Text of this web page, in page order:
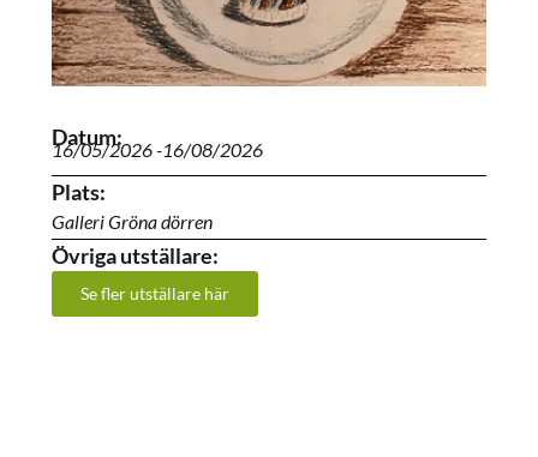
Datum:
16/05/2026 -16/08/2026
Plats:
Galleri Gröna dörren
Övriga utställare:
Se fler utställare här